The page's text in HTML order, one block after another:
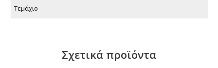
Τεμάχιο
Σχετικά προϊόντα